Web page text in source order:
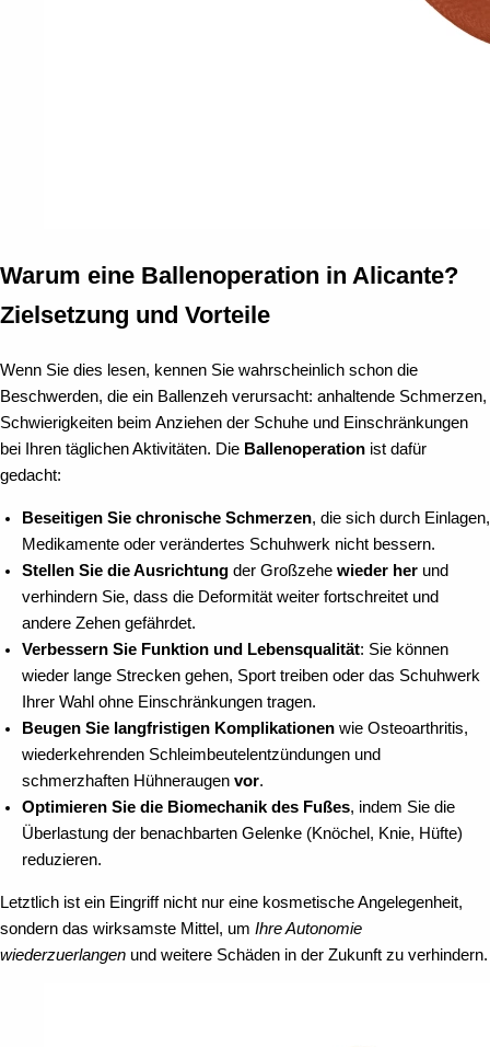
Warum eine Ballenoperation in Alicante?
Zielsetzung und Vorteile
Wenn Sie dies lesen, kennen Sie wahrscheinlich schon die
Beschwerden, die ein Ballenzeh verursacht: anhaltende Schmerzen,
Schwierigkeiten beim Anziehen der Schuhe und Einschränkungen
bei Ihren täglichen Aktivitäten. Die Ballenoperation ist dafür
gedacht:
Beseitigen Sie chronische Schmerzen, die sich durch Einlagen,
Medikamente oder verändertes Schuhwerk nicht bessern.
Stellen Sie die Ausrichtung der Großzehe wieder her und
verhindern Sie, dass die Deformität weiter fortschreitet und
andere Zehen gefährdet.
Verbessern Sie Funktion und Lebensqualität: Sie können
wieder lange Strecken gehen, Sport treiben oder das Schuhwerk
Ihrer Wahl ohne Einschränkungen tragen.
Beugen Sie langfristigen Komplikationen wie Osteoarthritis,
wiederkehrenden Schleimbeutelentzündungen und
schmerzhaften Hühneraugen vor.
Optimieren Sie die Biomechanik des Fußes, indem Sie die
Überlastung der benachbarten Gelenke (Knöchel, Knie, Hüfte)
reduzieren.
Letztlich ist ein Eingriff nicht nur eine kosmetische Angelegenheit,
sondern das wirksamste Mittel, um Ihre Autonomie
wiederzuerlangen und weitere Schäden in der Zukunft zu verhindern.